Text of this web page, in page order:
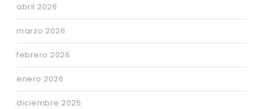
abril 2026
marzo 2026
febrero 2026
enero 2026
diciembre 2025